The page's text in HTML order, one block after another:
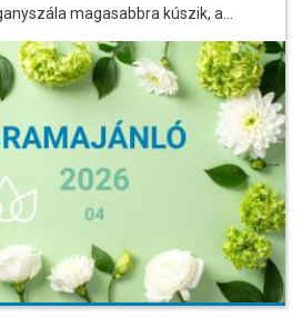
magasabbra kúszik, a…